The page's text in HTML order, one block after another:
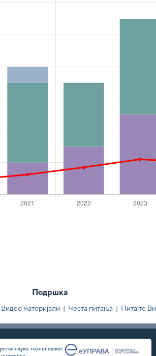
Подршка
Видео материјали | Честа питања | Питајте Ви
науке, технолошког